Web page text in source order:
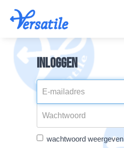
Inloggen
wachtwoord weergeven